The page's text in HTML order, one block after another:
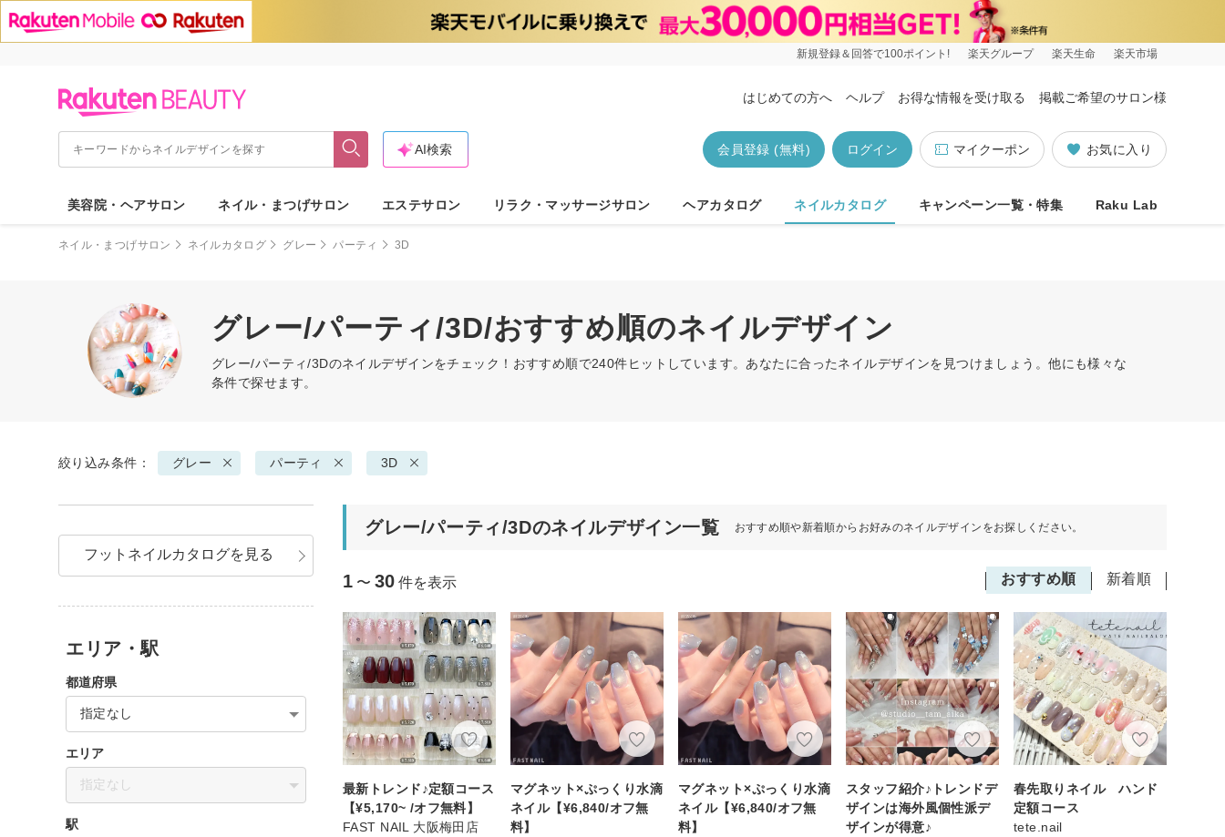
新規登録＆回答で100ポイント! 楽天グループ 楽天生命 楽天市場
はじめての方へ ヘルプ お得な情報を受け取る 掲載ご希望のサロン様
お気に入り
マイクーポン
ログイン
会員登録 (無料)
AI検索
美容院・ヘアサロン ネイル・まつげサロン エステサロン リラク・マッサージサロン ヘアカタログ ネイルカタログ キャンペーン一覧・特集 Raku Lab
ネイル・まつげサロン ネイルカタログ グレー パーティ 3D
グレー/パーティ/3D/おすすめ順のネイルデザイン
グレー/パーティ/3Dのネイルデザインをチェック！おすすめ順で240件ヒットしています。あなたに合ったネイルデザインを見つけましょう。他にも様々な
条件で探せます。
絞り込み条件： グレー パーティ 3D
グレー/パーティ/3Dのネイルデザイン一覧 おすすめ順や新着順からお好みのネイルデザインをお探しください。
おすすめ順 新着順
1 〜 30 件を表示
最新トレンド♪定額コース
【¥5,170~ /オフ無料】
FAST NAIL 大阪梅田店
マグネット×ぷっくり水滴
ネイル【¥6,840/オフ無
料】
マグネット×ぷっくり水滴
ネイル【¥6,840/オフ無
料】
スタッフ紹介♪トレンドデ
ザインは海外風個性派デ
ザインが得意♪
春先取りネイル ハンド
定額コース
tete.nail
フットネイルカタログを見る
エリア・駅
都道府県
指定なし
エリア
指定なし
駅